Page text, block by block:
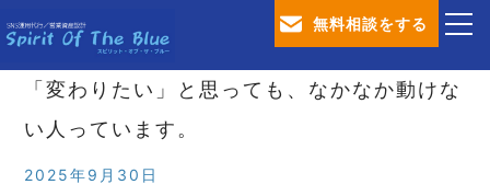
無料相談をする
「変わりたい」と思っても、なかなか動けな
い人っています。
2025年9月30日
TOP